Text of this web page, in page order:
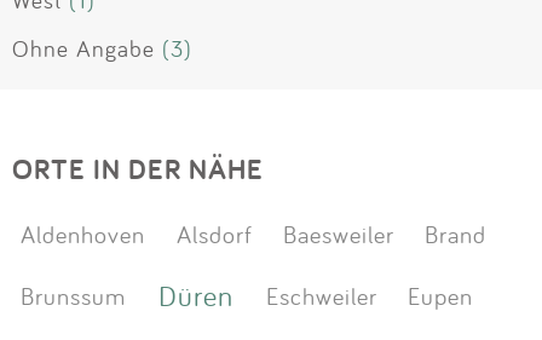
Ohne Angabe (3)
ORTE IN DER NÄHE
Aldenhoven Alsdorf Baesweiler
Brand
Brunssum
Düren Eschweiler
Eupen